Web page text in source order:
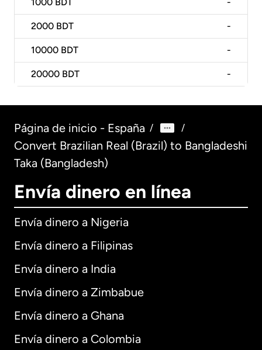
1000 BDT -
2000 BDT -
10000 BDT -
20000 BDT -
Página de inicio - España / /
Convert Brazilian Real (Brazil) to Bangladeshi
Taka (Bangladesh)
Envía dinero en línea
Envía dinero a Nigeria
Envía dinero a Filipinas
Envía dinero a India
Envía dinero a Zimbabue
Envía dinero a Ghana
Envía dinero a Colombia